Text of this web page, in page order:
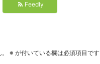
Feedly
※ が付いている欄は必須項目です